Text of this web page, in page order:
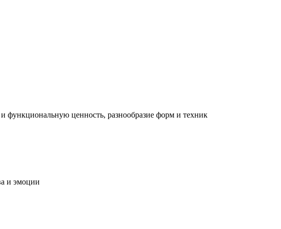
и функциональную ценность, разнообразие форм и техник
и эмоции